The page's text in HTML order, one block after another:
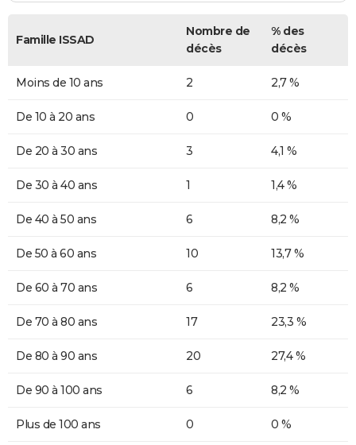
Famille ISSAD
Nombre de
décès
% des
décès
Moins de 10 ans 2 2,7 %
De 10 à 20 ans 0 0 %
De 20 à 30 ans 3 4,1 %
De 30 à 40 ans 1 1,4 %
De 40 à 50 ans 6 8,2 %
De 50 à 60 ans 10 13,7 %
De 60 à 70 ans 6 8,2 %
De 70 à 80 ans 17 23,3 %
De 80 à 90 ans 20 27,4 %
De 90 à 100 ans 6 8,2 %
Plus de 100 ans 0 0 %